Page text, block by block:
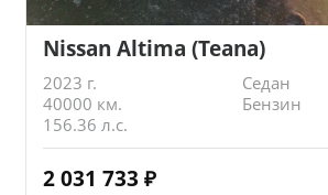
Nissan Altima (Teana)
2023 г.
Седан
40000 км.
Бензин
156.36 л.с.
2 031 733 ₽